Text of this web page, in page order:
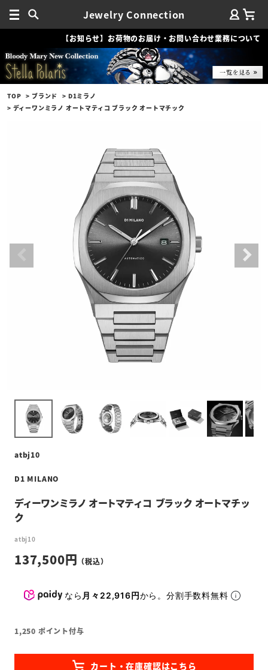
Jewelry Connection
【お知らせ】お荷物のお届け・お問い合わせ業務について
TOP ブランド
D1ミラノ
ディーワンミラノ オートマティコ ブラック オートマチック
atbj10
D1 MILANO
ディーワンミラノ オートマティコ ブラック オートマチッ
ク
atbj10
137,500
なら 月々22,916円から。分割手数料無料
1,250 ポイント付与